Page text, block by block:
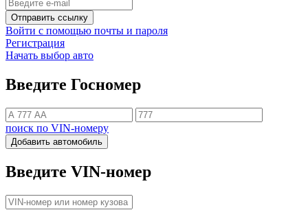
Отправить ссылку
Войти с помощью почты и пароля
Регистрация
Начать выбор авто
Введите Госномер
поиск по VIN-номеру
Добавить автомобиль
Введите VIN-номер